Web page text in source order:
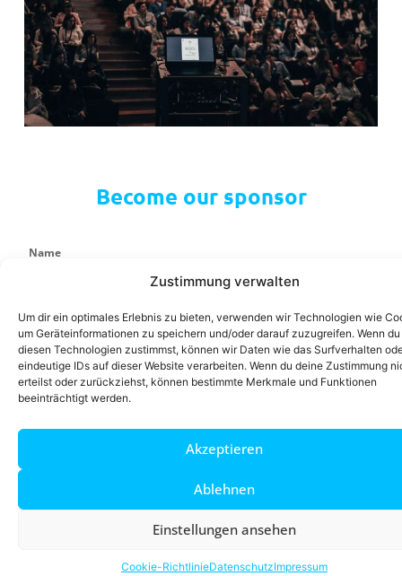
Zustimmung verwalten
Um dir ein optimales Erlebnis zu bieten, verwenden wir Technologien wie
um Geräteinformationen zu speichern und/oder darauf zuzugreifen. Wenn du
diesen Technologien zustimmst, können wir Daten wie das Surfverhalten
eindeutige IDs auf dieser Website verarbeiten. Wenn du deine Zustimmung
erteilst oder zurückziehst, können bestimmte Merkmale und Funktionen
beeinträchtigt werden.
Akzeptieren
Ablehnen
Einstellungen ansehen
Cookie-RichtlinieDatenschutzImpressum
Become our sponsor
Name
Company
E-Mail
Straße und Hausnummer